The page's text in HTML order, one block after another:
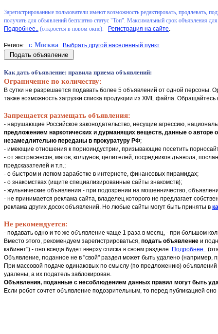
Зарегистрированные пользователи имеют возможность редактировать, продлевать,
получить для объявлений бесплатно статус "Топ". Максимальный срок объявления
Подробнее.. (откроется в новом окне). Регистрация на сайте.
Регион: г. Москва Выбрать другой населенный пункт
Как дать объявление: правила приема объявлений:
Ограничение по количеству:
В сутки не разрешается подавать более 5 объявлений от одной персоны.
также возможность загрузки списка продукции из XML файла.
Запрещается размещать объявления:
- нарушающие Российское законодательство, несущие агрессию,
предложением наркотических и дурманящих веществ, данные о авторе
незамедлительно переданы в прокуратуру РФ;
- имеющие отношения к порноиндустрии, призывающие посетить
- от экстрасенсов, магов, колдунов, целителей, посредников дъявола,
предсказателей и т.п.;
- о быстром и легком заработке в интернете, финансовых пирамидах;
- о знакомствах (ищите специализированные сайты знакомств);
- жульнические объявления - при подозрении на мошенничество,
- не принимается реклама сайта, владелец которого не предлагает
реклама других досок объявлений. Но любые сайты могут быть приняты в
Не рекомендуется:
- подавать одно и то же объявление чаще 1 раза в месяц, - при большом
Вместо этого, рекомендуем зарегистрироваться, подать объявление и
кабинет") - оно всегда будет вверху списка в своем разделе. Подробнее..
Объявление, поданное не в "свой" раздел может быть удалено (например,
При массовой подаче одинаковых по смыслу (по предложению)
удалены, а их податель заблокирован.
Объявления, поданные с несоблюдением данных правил могут быть
Если робот сочтет объявление подозрительным, то перед публикацией